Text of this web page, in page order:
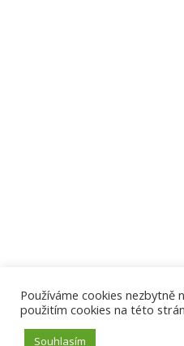
Používáme cookies nezbytně
použitím cookies na této
Souhlasím